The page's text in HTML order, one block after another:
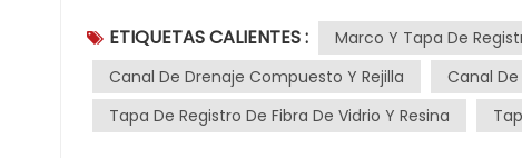
nueva. La vida útil es básicamente de 20 a 50 años. El tapa de registro compuesta de resina moldeado a
temperatura tiene peso ligero, alta resistencia,
Moldeo simple, bajo ruido de rodadura, buena
álcalis y apariencia hermosa, etc., y los
ETIQUETAS CALIENTES : Marco Y Tapa De
Canal De Drenaje Compuesto Y Rejilla
Canal De
Tapa De Registro De Fibra De Vidrio Y Resina